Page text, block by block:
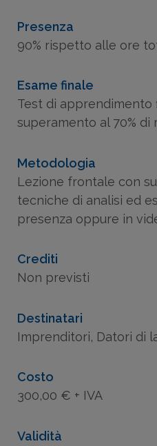
24/06/2025- dalle
13.00/14.00)
Ecosafe - Via
Mappa)
Presenza
90% rispetto alle ore
Esame finale
Test di apprendimento
superamento al 70%
Metodologia
Lezione frontale con
tecniche di analisi ed
presenza oppure in
Crediti
Non previsti
Destinatari
Imprenditori, Datori di
Costo
300,00 € + IVA
Validità